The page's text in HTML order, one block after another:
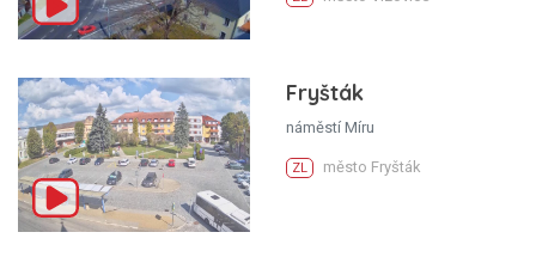
Fryšták
náměstí Míru
ZL město Fryšták